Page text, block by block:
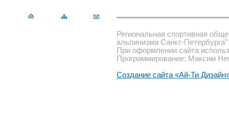
Региональная спортивная
альпинизма Санкт-Петербурга”
При оформлении сайта
Программирование: Максим
Создание сайта «Ай-Ти